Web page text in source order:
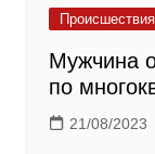
Происшествия
Мужчина
по
21/08/2023